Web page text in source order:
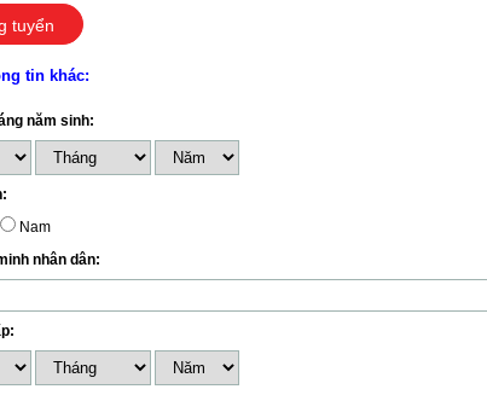
tuyển
tin khác:
năm sinh:
Nam
nhân dân: